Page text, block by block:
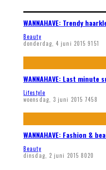
WANNAHAVE: Trendy
Beauty
donderdag, 4 juni 2015 9151
WANNAHAVE: Last minute
Lifestyle
woensdag, 3 juni 2015 7458
WANNAHAVE: Fashion &
Beauty
dinsdag, 2 juni 2015 8020